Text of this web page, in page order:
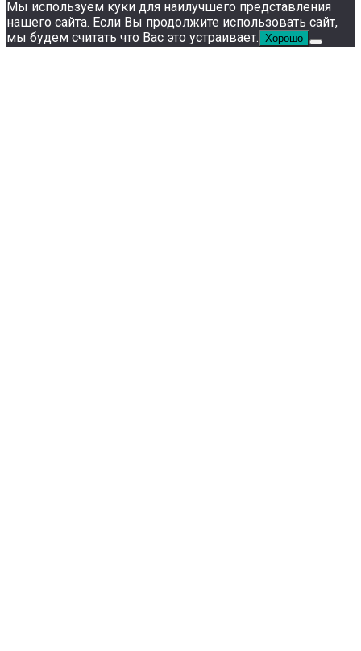
Мы используем куки для наилучшего представления
нашего сайта. Если Вы продолжите использовать сайт,
мы будем считать что Вас это устраивает. Хорошо